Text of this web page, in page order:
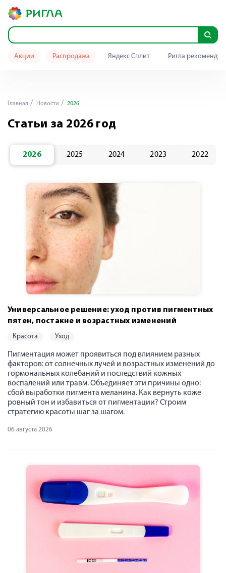
Акции Распродажа Яндекс Сплит Ригла
Главная Новости 2026
Статьи за 2026 год
2026 2025 2024 2023 2022
Универсальное решение: уход против пигментных
пятен, постакне и возрастных изменений
красота уход
Пигментация может проявиться под влиянием разных
факторов: от солнечных лучей и возрастных изменений до
гормональных колебаний и последствий кожных
воспалений или травм. Объединяет эти причины одно:
сбой выработки пигмента меланина. Как вернуть коже
ровный тон и избавиться от пигментации? Строим
стратегию красоты шаг за шагом.
06 августа 2026